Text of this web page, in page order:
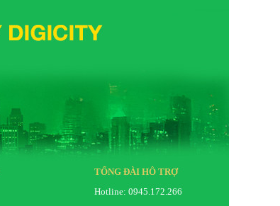
TỔNG ĐÀI HỖ TRỢ
Hotline: 0945.172.266